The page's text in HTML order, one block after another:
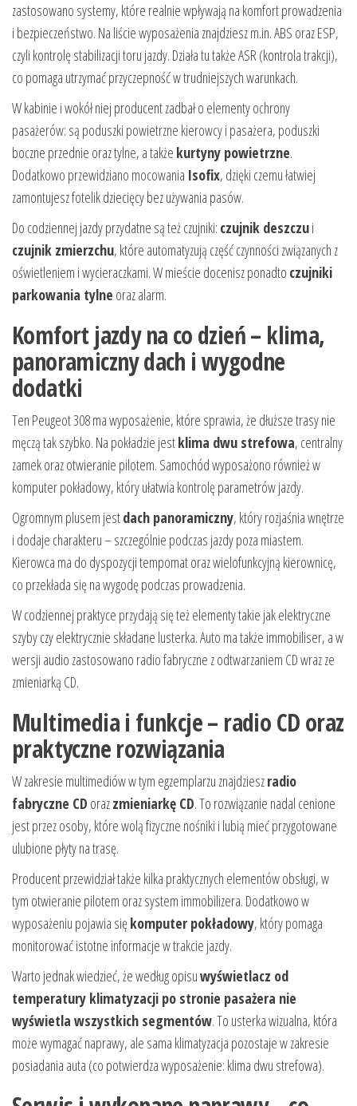
zastosowano systemy, które realnie wpływają na komfort prowadzenia
i bezpieczeństwo. Na liście wyposażenia znajdziesz m.in. ABS oraz ESP,
czyli kontrolę stabilizacji toru jazdy. Działa tu także ASR (kontrola trakcji),
co pomaga utrzymać przyczepność w trudniejszych warunkach.
W kabinie i wokół niej producent zadbał o elementy ochrony
pasażerów: są poduszki powietrzne kierowcy i pasażera, poduszki
boczne przednie oraz tylne, a także kurtyny powietrzne.
Dodatkowo przewidziano mocowania Isofix, dzięki czemu łatwiej
zamontujesz fotelik dziecięcy bez używania pasów.
Do codziennej jazdy przydatne są też czujniki: czujnik deszczui
czujnik zmierzchu, które automatyzują część czynności związanych z
oświetleniem i wycieraczkami. W mieście docenisz ponadto czujniki
parkowania tylne oraz alarm.
Komfort jazdy na co dzień – klima,
panoramiczny dach i wygodne
dodatki
Ten Peugeot 308 ma wyposażenie, które sprawia, że dłuższe trasy nie
męczą tak szybko. Na pokładzie jestklima dwu strefowa, centralny
zamek oraz otwieranie pilotem. Samochód wyposażono również w
komputer pokładowy, który ułatwia kontrolę parametrów jazdy.
Ogromnym plusem jestdach panoramiczny, który rozjaśnia wnętrze
i dodaje charakteru – szczególnie podczas jazdy poza miastem.
Kierowca ma do dyspozycji tempomat oraz wielofunkcyjną kierownicę,
co przekłada się na wygodę podczas prowadzenia.
W codziennej praktyce przydają się też elementy takie jak elektryczne
szyby czy elektrycznie składane lusterka. Auto ma także immobiliser, a w
wersji audio zastosowano radio fabryczne z odtwarzaniem CD wraz ze
zmieniarką CD.
Multimedia i funkcje – radio CD oraz
praktyczne rozwiązania
W zakresie multimediów w tym egzemplarzu znajdzieszradio
fabryczne CD orazzmieniarkę CD. To rozwiązanie nadal cenione
jest przez osoby, które wolą fizyczne nośniki i lubią mieć przygotowane
ulubione płyty na trasę.
Producent przewidział także kilka praktycznych elementów obsługi, w
tym otwieranie pilotem oraz system immobilizera. Dodatkowo w
wyposażeniu pojawia siękomputer pokładowy, który pomaga
monitorować istotne informacje w trakcie jazdy.
Warto jednak wiedzieć, że według opisuwyświetlacz od
temperatury klimatyzacji po stronie pasażera nie
wyświetla wszystkich segmentów. To usterka wizualna, która
może wymagać naprawy, ale sama klimatyzacja pozostaje w zakresie
posiadania auta (co potwierdza wyposażenie: klima dwu strefowa).